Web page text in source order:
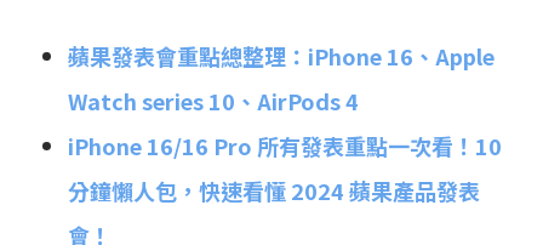
蘋果發表會重點總整理：iPhone 16、Apple
Watch series 10、AirPods 4
iPhone 16/16 Pro 所有發表重點一次看！10
分鐘懶人包，快速看懂 2024 蘋果產品發表
會！